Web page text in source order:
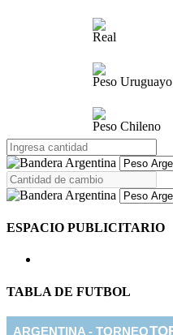
Real
Peso Uruguayo
Peso Chileno
ESPACIO PUBLICITARIO
TABLA DE FUTBOL